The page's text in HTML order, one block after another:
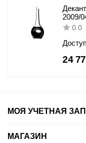
2009/
0.0
24
МОЯ УЧЕТНАЯ
МАГАЗИН